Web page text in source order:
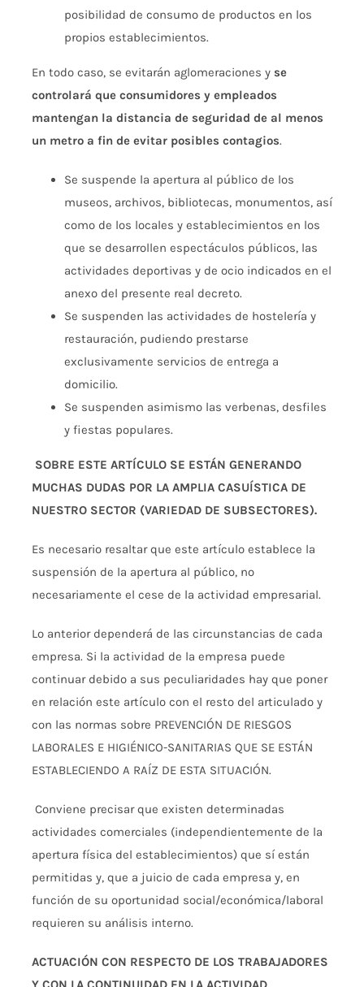
posibilidad de consumo de productos en los
propios establecimientos.
En todo caso, se evitarán aglomeraciones y se
controlará que consumidores y empleados
mantengan la distancia de seguridad de al menos
un metro a fin de evitar posibles contagios.
Se suspende la apertura al público de los
museos, archivos, bibliotecas, monumentos, así
como de los locales y establecimientos en los
que se desarrollen espectáculos públicos, las
actividades deportivas y de ocio indicados en el
anexo del presente real decreto.
Se suspenden las actividades de hostelería y
restauración, pudiendo prestarse
exclusivamente servicios de entrega a
domicilio.
Se suspenden asimismo las verbenas, desfiles
y fiestas populares.
SOBRE ESTE ARTÍCULO SE ESTÁN GENERANDO
MUCHAS DUDAS POR LA AMPLIA CASUÍSTICA DE
NUESTRO SECTOR (VARIEDAD DE SUBSECTORES).
Es necesario resaltar que este artículo establece la
suspensión de la apertura al público, no
necesariamente el cese de la actividad empresarial.
Lo anterior dependerá de las circunstancias de cada
empresa. Si la actividad de la empresa puede
continuar debido a sus peculiaridades hay que poner
en relación este artículo con el resto del articulado y
con las normas sobre PREVENCIÓN DE RIESGOS
LABORALES E HIGIÉNICO-SANITARIAS QUE SE ESTÁN
ESTABLECIENDO A RAÍZ DE ESTA SITUACIÓN.
Conviene precisar que existen determinadas
actividades comerciales (independientemente de la
apertura física del establecimientos) que sí están
permitidas y, que a juicio de cada empresa y, en
función de su oportunidad social/económica/laboral
requieren su análisis interno.
ACTUACIÓN CON RESPECTO DE LOS TRABAJADORES